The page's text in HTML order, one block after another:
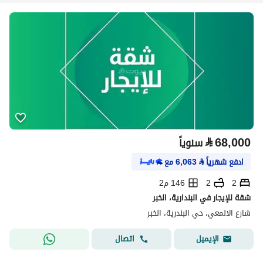
⃁68,000 سنوياً
ادفع شهرياً⃁
6,063مع
2
2
146 م2
شقة للإيجار في البندارية، الخبر
شارع الالمعي، حي البندرية، الخبر
الإيميل
اتصال